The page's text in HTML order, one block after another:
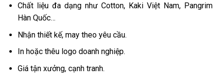
Chất liệu đa dạng như Cotton, Kaki Việt Nam, Pangrim
Hàn Quốc…
Nhận thiết kế, may theo yêu cầu.
In hoặc thêu logo doanh nghiệp.
Giá tận xưởng, cạnh tranh.